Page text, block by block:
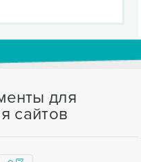
для
сайтов